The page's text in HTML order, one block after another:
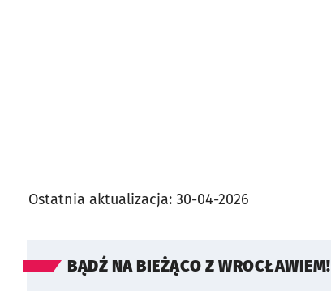
Ostatnia aktualizacja: 30-04-2026
BĄDŹ NA BIEŻĄCO Z WROCŁAWIEM!